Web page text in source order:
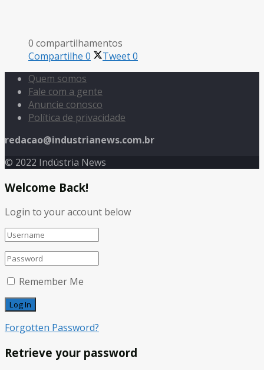
0 compartilhamentos
Compartilhe 0 Tweet0
Quem somos
Fale com a gente
Anuncie conosco
Política de privacidade
redacao@industrianews.com.br
© 2022 Indústria News
Welcome Back!
Login to your account below
Remember Me
Forgotten Password?
Retrieve your password